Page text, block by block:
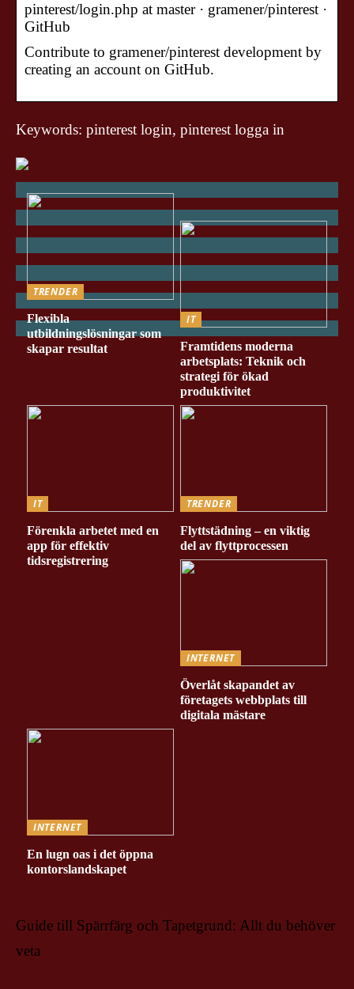
pinterest/login.php at master · gramener/pinterest ·
GitHub
Contribute to gramener/pinterest development by
creating an account on GitHub.
Keywords: pinterest login, pinterest logga in
TRENDER
Flexibla
utbildningslösningar som
skapar resultat
IT
Framtidens moderna
arbetsplats: Teknik och
strategi för ökad
produktivitet
IT
Förenkla arbetet med en
app för effektiv
tidsregistrering
TRENDER
Flyttstädning – en viktig
del av flyttprocessen
INTERNET
Överlåt skapandet av
företagets webbplats till
digitala mästare
INTERNET
En lugn oas i det öppna
kontorslandskapet
Guide till Spärrfärg och Tapetgrund: Allt du behöver
veta